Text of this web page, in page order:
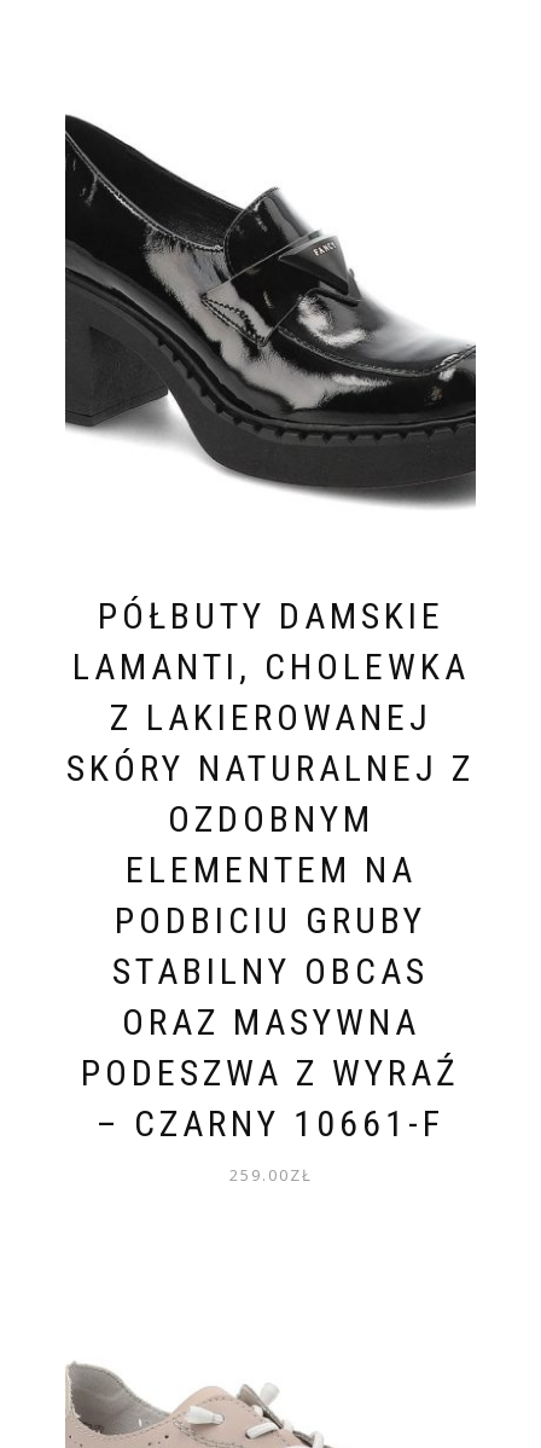
PÓŁBUTY DAMSKIE
LAMANTI, CHOLEWKA
Z LAKIEROWANEJ
SKÓRY NATURALNEJ Z
OZDOBNYM
ELEMENTEM NA
PODBICIU GRUBY
STABILNY OBCAS
ORAZ MASYWNA
PODESZWA Z WYRAŹ
– CZARNY 10661-F
259.00ZŁ